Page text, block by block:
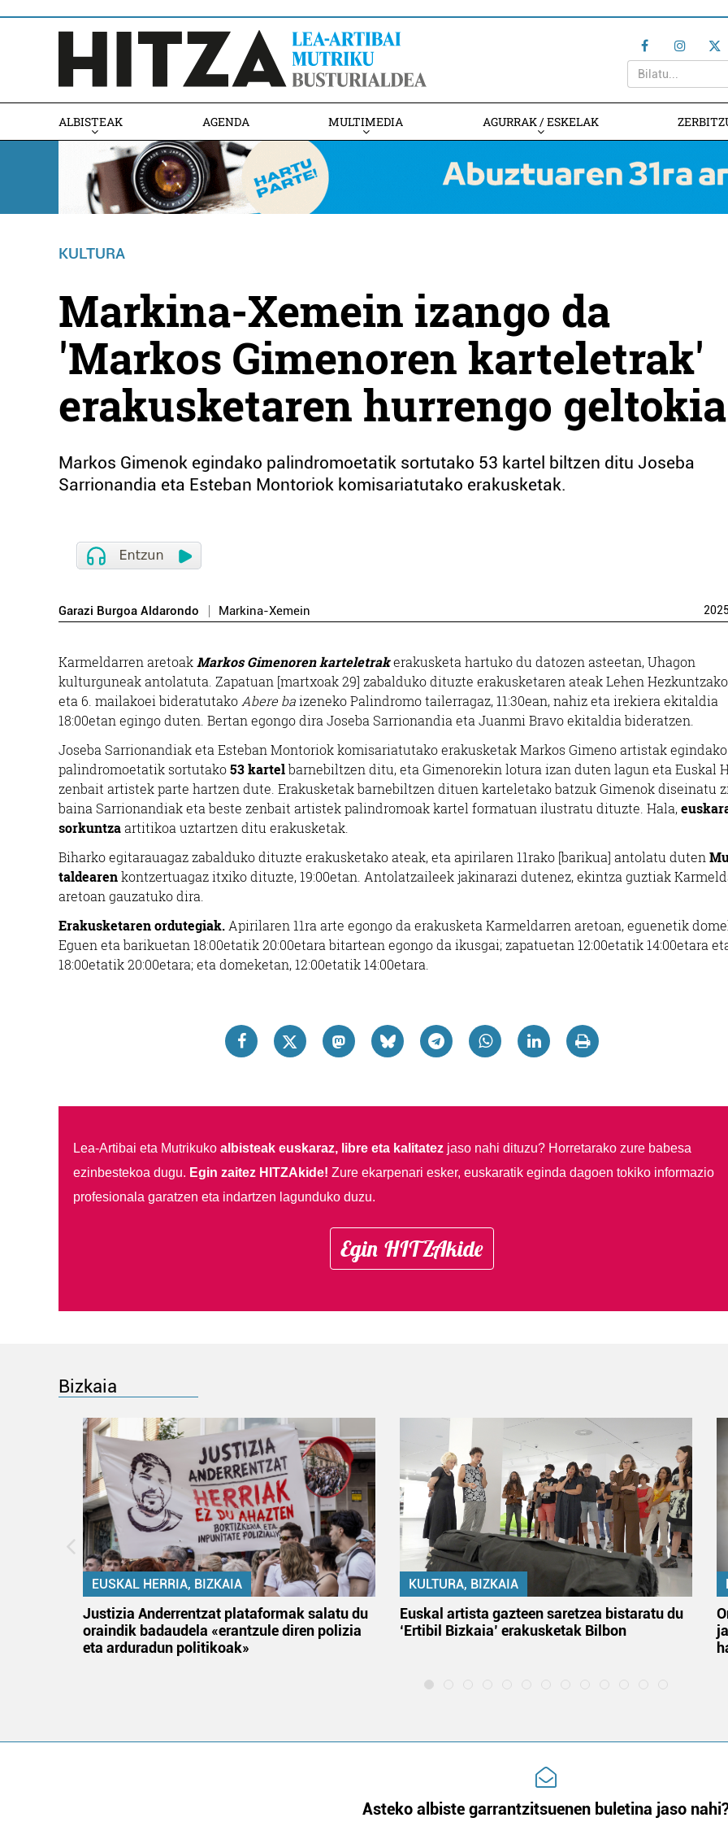
ALBISTEAK AGENDA MULTIMEDIA AGURRAK / ESKELAK
KULTURA
Markina-Xemein izango da
'Markos Gimenoren karteletrak'
erakusketaren hurrengo geltokia
Markos Gimenok egindako palindromoetatik sortutako 53 kartel biltzen ditu Joseba
Sarrionandia eta Esteban Montoriok komisariatutako erakusketak.
Garazi Burgoa Aldarondo Markina-Xemein 2025
Karmeldarren aretoakMarkos Gimenoren karteletrakerakusketa hartuko du datozen asteetan, Uhagon
kulturguneak antolatuta. Zapatuan [martxoak 29] zabalduko dituzte erakusketaren ateak Lehen Hezkuntzako
eta 6. mailakoei bideratutako Abere baizeneko Palindromo tailerragaz, 11:30ean, nahiz eta irekiera ekitaldia
18:00etan egingo duten. Bertan egongo dira Joseba Sarrionandia eta Juanmi Bravo ekitaldia bideratzen.
Joseba Sarrionandiak eta Esteban Montoriok komisariatutako erakusketak Markos Gimeno artistak egindako
palindromoetatik sortutako53 kartelbarnebiltzen ditu, eta Gimenorekin lotura izan duten lagun eta Euskal
zenbait artistek parte hartzen dute. Erakusketak barnebiltzen dituen karteletako batzuk Gimenok diseinatu
baina Sarrionandiak eta beste zenbait artistek palindromoak kartel formatuan ilustratu dituzte. Hala,
sorkuntzaartitikoa uztartzen ditu erakusketak.
Biharko egitarauagaz zabalduko dituzte erakusketako ateak, eta apirilaren 11rako [barikua] antolatu duten
taldearenkontzertuagaz itxiko dituzte, 19:00etan. Antolatzaileek jakinarazi dutenez, ekintza guztiak
aretoan gauzatuko dira.
Erakusketaren ordutegiak. Apirilaren 11ra arte egongo da erakusketa Karmeldarren aretoan, eguenetik
Eguen eta barikuetan 18:00etatik 20:00etara bitartean egongo da ikusgai; zapatuetan 12:00etatik 14:00etara
18:00etatik 20:00etara; eta domeketan, 12:00etatik 14:00etara.
Lea-Artibai eta Mutrikuko albisteak euskaraz, libre eta kalitatezjaso nahi dituzu? Horretarako zure babesa
ezinbestekoa dugu. Egin zaitez HITZAkide! Zure ekarpenari esker, euskaratik eginda dagoen tokiko informazio
profesionala garatzen eta indartzen lagunduko duzu.
Egin HITZAkide
Bizkaia
EUSKAL HERRIA, BIZKAIA
Justizia Anderrentzat plataformak salatu du
oraindik badaudela «erantzule diren polizia
eta arduradun politikoak»
KULTURA, BIZKAIA
Euskal artista gazteen saretzea bistaratu du
‘Ertibil Bizkaia’ erakusketak Bilbon
Asteko albiste garrantzitsuenen buletina jaso